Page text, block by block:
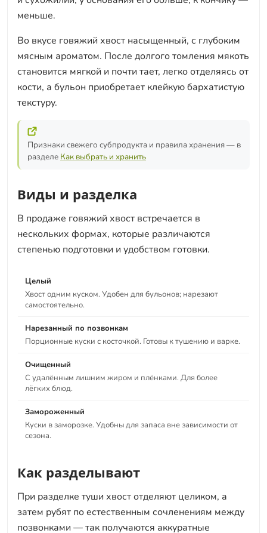
меньше.
Во вкусе говяжий хвост насыщенный, с глубоким
мясным ароматом. После долгого томления мякоть
становится мягкой и почти тает, легко отделяясь от
кости, а бульон приобретает клейкую бархатистую
текстуру.
Признаки свежего субпродукта и правила хранения — в
разделе Как выбрать и хранить
Виды и разделка
В продаже говяжий хвост встречается в
нескольких формах, которые различаются
степенью подготовки и удобством готовки.
Целый
Хвост одним куском. Удобен для бульонов; нарезают
самостоятельно.
Нарезанный по позвонкам
Порционные куски с косточкой. Готовы к тушению и варке.
Очищенный
С удалённым лишним жиром и плёнками. Для более
лёгких блюд.
Замороженный
Куски в заморозке. Удобны для запаса вне зависимости от
сезона.
Как разделывают
При разделке туши хвост отделяют целиком, а
затем рубят по естественным сочленениям между
позвонками — так получаются аккуратные